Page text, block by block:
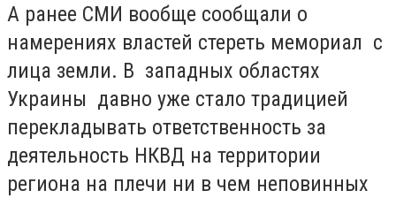
А ранее СМИ вообще сообщали о
намерениях властей стереть мемориал с
лица земли. В западных областях
Украины давно уже стало традицией
перекладывать ответственность за
деятельность НКВД на территории
региона на плечи ни в чем неповинных